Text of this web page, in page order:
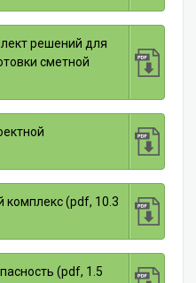
решений для
сметной
(pdf, 10.3
(pdf, 1.5